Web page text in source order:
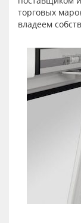
торговых
владеем